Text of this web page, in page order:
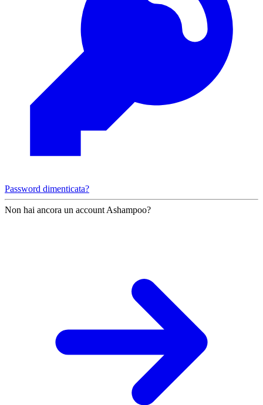
Password dimenticata?
Non hai ancora un account Ashampoo?